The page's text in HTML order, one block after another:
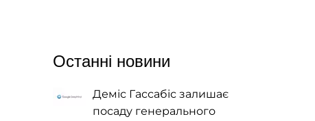
Останні новини
Деміс Гассабіс залишає
посаду генерального